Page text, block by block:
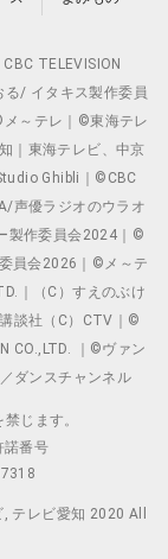
TELEVISION
/ イタキス製作委員
～テレ｜©東海テレ
｜東海テレビ、中京
Ghibli｜©CBC
声優ラジオのウラオ
製作委員会2024｜©
員会2026｜©メ～テ
｜（C）すえのぶけ
談社（C）CTV｜©
CO.,LTD. ｜©ヴァン
ダンスチャンネル
じます。
諾番号
テレビ愛知 2020 All